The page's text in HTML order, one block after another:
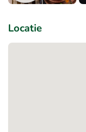
Locatie